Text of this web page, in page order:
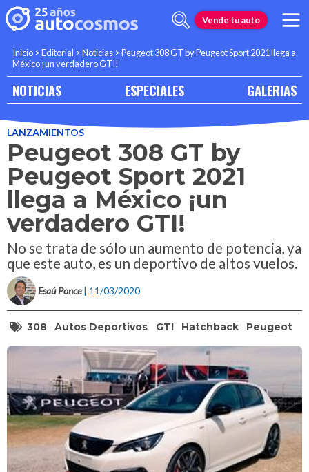
Vende tu auto
Inicio >Editorial >Noticias >Peugeot 308 GT by Peugeot Sport 2021 llega a
México ¡un verdadero GTI!
NOTICIAS ESPECIALES GALERIAS
LANZAMIENTOS
Peugeot 308 GT by
Peugeot Sport 2021
llega a México ¡un
verdadero GTI!
No se trata de sólo un aumento de potencia, ya
que este auto, es un deportivo de altos vuelos.
Esaú Ponce | 11/03/2020
308 Autos Deportivos GTI Hatchback Peugeot